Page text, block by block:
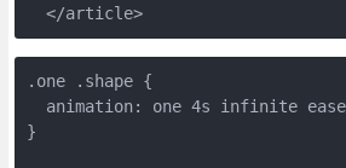
  </article>
.one .shape {
animation: one 4s infinite
}